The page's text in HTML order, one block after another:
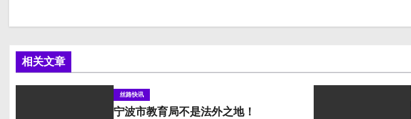
相关文章
丝路快讯
宁波市教育局不是法外之地！